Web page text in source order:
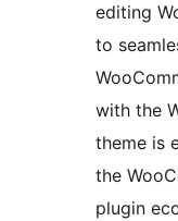
editing
to
with the
theme is
the
plugin